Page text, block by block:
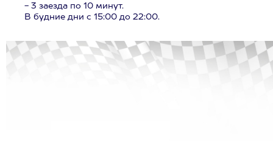
- 3 заезда по 10 минут.
В будние дни с 15:00 до 22:00.